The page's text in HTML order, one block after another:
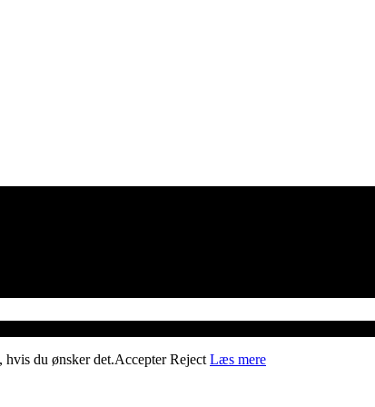
hvis du ønsker det.Accepter Reject Læs mere